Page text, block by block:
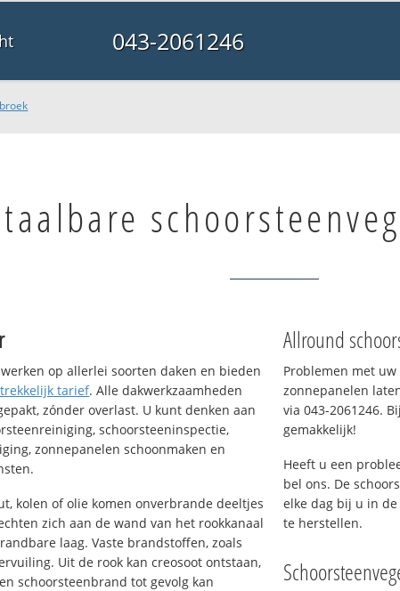
043-2061246
werken op allerlei soorten daken en bieden
tarief. Alle dakwerkzaamheden
zónder overlast. U kunt denken aan
schoorsteeninspectie,
zonnepanelen schoonmaken en
kolen of olie komen onverbrande deeltjes
zich aan de wand van het rookkanaal
laag. Vaste brandstoffen, zoals
Uit de rook kan creosoot ontstaan,
schoorsteenbrand tot gevolg kan
Allround
Problemen met
zonnepanelen
via 043-2061246.
gemakkelijk!
Heeft u een
bel ons. De
elke dag bij u in
te herstellen.